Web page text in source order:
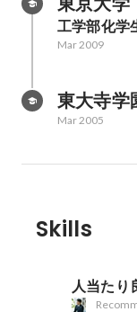
工学部化学
Mar 2009
東大寺学
Mar 2005
Skills
人当たり